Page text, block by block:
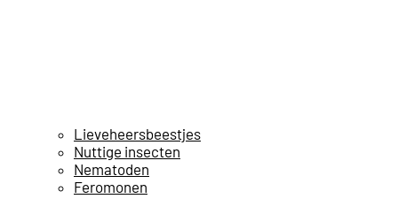
Lieveheersbeestjes
Nuttige insecten
Nematoden
Feromonen